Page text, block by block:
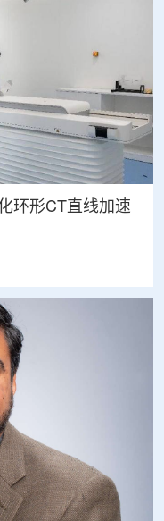
环形CT直线加速